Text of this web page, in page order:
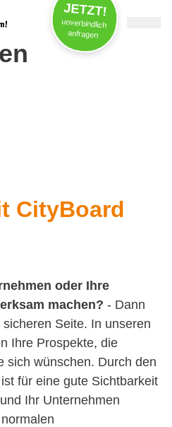
JETZT!
unverbindlich
anfragen
CityBoard
oder Ihre
machen? - Dann
Seite. In unseren
Ihre Prospekte, die
sich wünschen. Durch den
für eine gute Sichtbarkeit
Ihr Unternehmen